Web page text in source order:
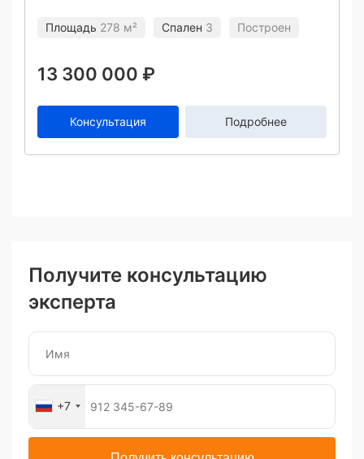
Площадь 278 м² Спален 3 Построен
13 300 000 ₽
Консультация Подробнее
Получите консультацию
эксперта
+7